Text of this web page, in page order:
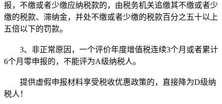
报，不缴或者少缴应纳税款的，由税务机关追缴其不缴或者少
缴的税款、滞纳金，并处不缴或者少缴的税款百分之五十以上
五倍以下的罚款。
3、非正常原因，一个评价年度增值税连续3个月或者累计
6个月零申报的，不能评为A级纳税人。
提供虚假申报材料享受税收优惠政策的，直接降为D级纳
税人！